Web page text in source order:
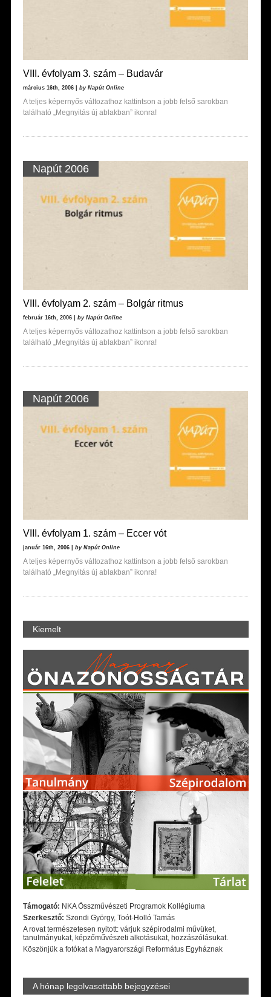
VIII. évfolyam 3. szám – Budavár
március 16th, 2006 | by Napút Online
A teljes képernyős változathoz kattintson a jobb felső sarokban
található „Megnyitás új ablakban” ikonra!
Napút 2006
VIII. évfolyam 2. szám – Bolgár ritmus
február 16th, 2006 | by Napút Online
A teljes képernyős változathoz kattintson a jobb felső sarokban
található „Megnyitás új ablakban” ikonra!
Napút 2006
VIII. évfolyam 1. szám – Eccer vót
január 16th, 2006 | by Napút Online
A teljes képernyős változathoz kattintson a jobb felső sarokban
található „Megnyitás új ablakban” ikonra!
Kiemelt
Támogató: NKA Összművészeti Programok Kollégiuma
Szerkesztő: Szondi György, Toót-Holló Tamás
A rovat természetesen nyitott: várjuk szépirodalmi művüket,
tanulmányukat, képzőművészeti alkotásukat, hozzászólásukat.
Köszönjük a fotókat a Magyarországi Református Egyháznak
A hónap legolvasottabb bejegyzései